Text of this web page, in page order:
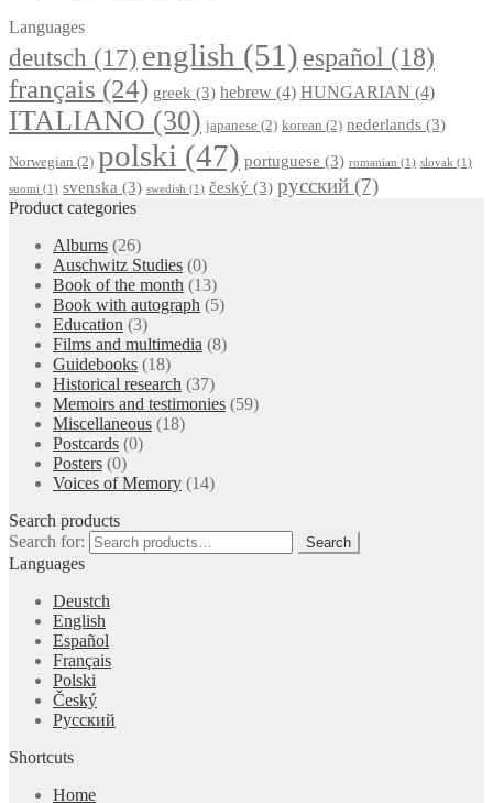
Languages
deutsch (17) english (51) español (18)
français (24) greek (3) hebrew (4) HUNGARIAN (4)
ITALIANO (30) japanese (2) korean (2) nederlands (3)
Norwegian (2) polski (47) portuguese (3) romanian (1) slovak (1)
suomi (1) svenska (3) swedish (1) český (3) русский (7)
Product categories
Albums (26)
Auschwitz Studies (0)
Book of the month (13)
Book with autograph (5)
Education (3)
Films and multimedia (8)
Guidebooks (18)
Historical research (37)
Memoirs and testimonies (59)
Miscellaneous (18)
Postcards (0)
Posters (0)
Voices of Memory (14)
Search products
Search for:
Search
Languages
Deustch
English
Español
Français
Polski
Český
Русский
Shortcuts
Home